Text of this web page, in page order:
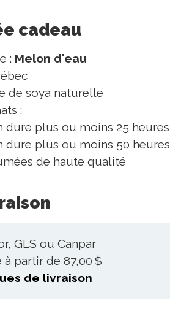
cadeau
: Melon d'eau
de soya naturelle
:
dure plus ou moins 25 heures
dure plus ou moins 50 heures
de haute qualité
GLS ou Canpar
partir de 87,00 $
de livraison